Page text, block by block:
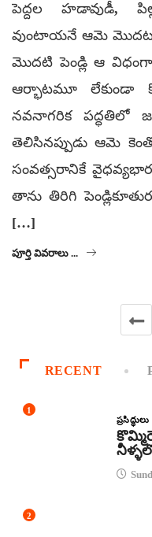
పెద్దల హడావుడీ,
వుంటాయనే ఆమె మొదట
మొదటి పెండ్లి ఆ
ఆర్భాటమూ లేకుండా
నవనాగరిక పద్ధతిలో
తెలిసినప్పుడు ఆమె
సంవత్సరానికే
తాను తిరిగి
[…]
పూర్తి వివరాలు ...
RECENT
1
ప్రసిద్ధులు
2